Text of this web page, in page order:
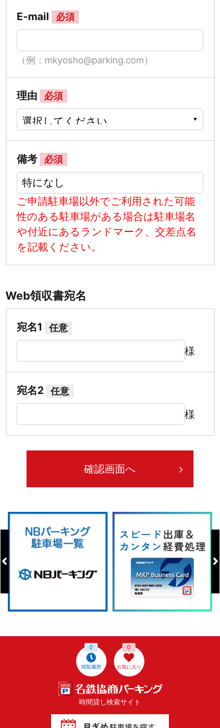
E-mail 必須
（例：mkyosho@parking.com）
理由 必須
備考 必須
ご申請駐車場以外でご利用された可能
性のある駐車場がある場合は駐車場名
や付近にあるランドマーク、交差点名
を記載ください。
Web領収書宛名
宛名1 任意
様
宛名2 任意
様
閲覧履歴
0
お気に入り
0
時間貸し検索サイト